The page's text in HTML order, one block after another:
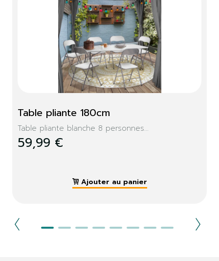
Table pliante 180cm
Table pliante blanche 8 personnes...
59,99 €
Ajouter au panier